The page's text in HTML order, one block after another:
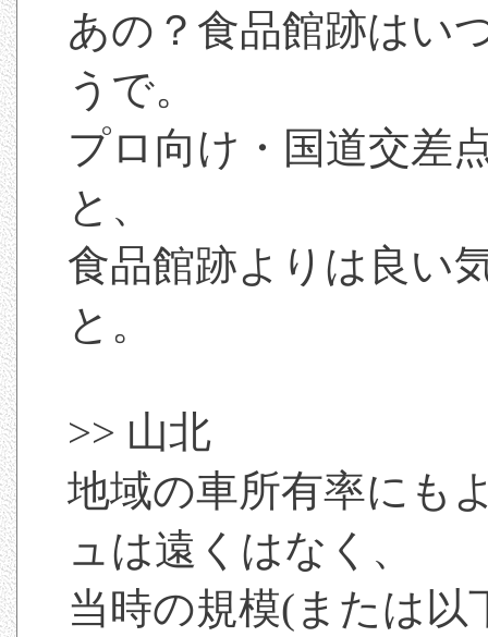
あの？食品館跡はい
うで。
プロ向け・国道交差
と、
食品館跡よりは良い
と。
>> 山北
地域の車所有率にも
ュは遠くはなく、
当時の規模(または